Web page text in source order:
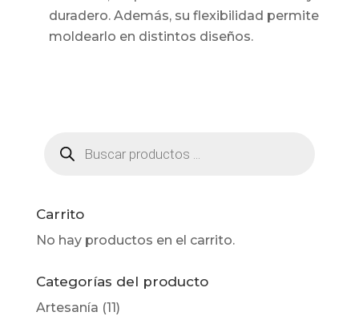
duradero. Además, su flexibilidad permite
moldearlo en distintos diseños.
productos
Carrito
No hay productos en el carrito.
Categorías del producto
Artesanía (11)